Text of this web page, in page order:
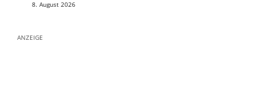
8. August 2026